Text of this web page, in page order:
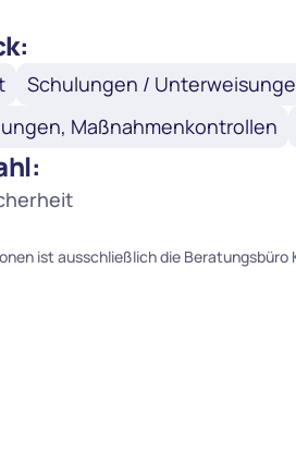
Schulungen /
Maßnahmenkontrollen
ist ausschließlich die